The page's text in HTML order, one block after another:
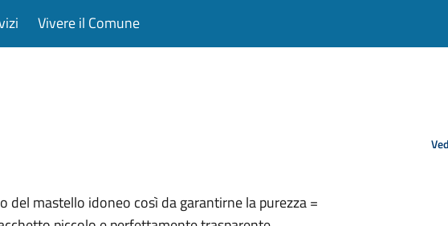
Vivere il Comune
mastello idoneo così da garantirne la purezza =